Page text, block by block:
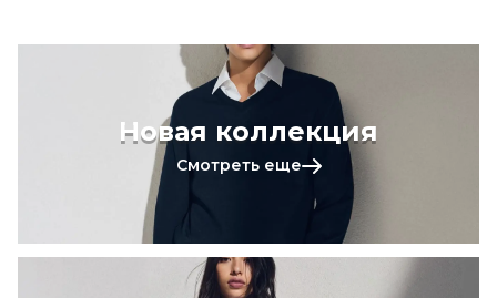
Новая коллекция
Смотреть еще